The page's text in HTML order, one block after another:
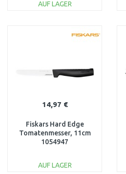
AUF LAGER
14,97 €
Fiskars Hard Edge
Tomatenmesser, 11cm
1054947
AUF LAGER